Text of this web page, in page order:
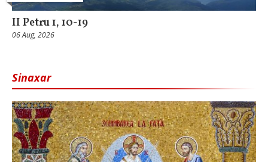
II Petru 1, 10-19
06 Aug, 2026
Sinaxar